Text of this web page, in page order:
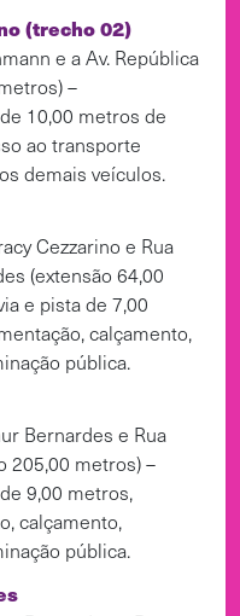
(trecho 02)
e a Av. República
–
10,00 metros de
ao transporte
demais veículos.
Cezzarino e Rua
(extensão 64,00
e pista de 7,00
calçamento,
pública.
Bernardes e Rua
205,00 metros) –
9,00 metros,
calçamento,
pública.